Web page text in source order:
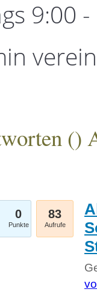
9:00
()
0
Punkte
83
Aufrufe